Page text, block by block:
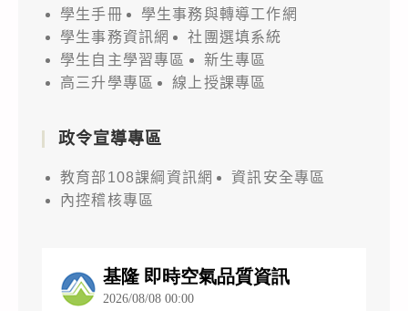
學生手冊
學生事務與轉導工作網
學生事務資訊網
社團選填系統
學生自主學習專區
新生專區
高三升學專區
線上授課專區
政令宣導專區
教育部108課綱資訊網
資訊安全專區
內控稽核專區